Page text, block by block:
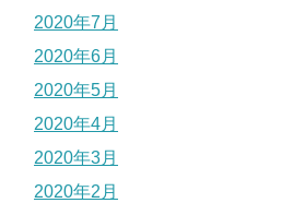
2020年7月
2020年6月
2020年5月
2020年4月
2020年3月
2020年2月